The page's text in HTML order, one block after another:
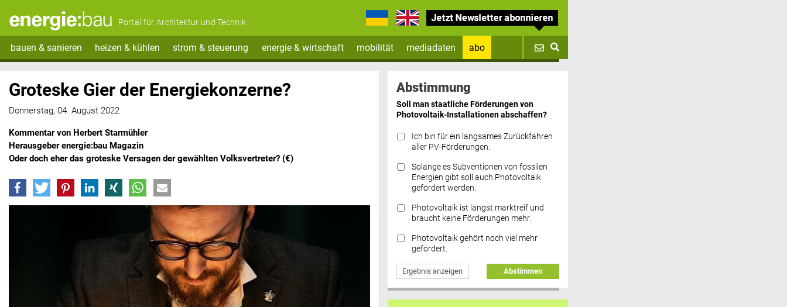
Portal für Architektur und Technik
bauen & sanieren heizen & kühlen strom & steuerung energie & wirtschaft mobilität mediadaten
abo
Datenschutz FAQs
Groteske Gier der Energiekonzerne?
Donnerstag, 04. August 2022
Kommentar von Herbert Starmühler
Herausgeber energie:bau Magazin
Oder doch eher das groteske Versagen der gewählten Volksvertreter? (€)
Abstimmung
Soll man staatliche Förderungen von
Photovoltaik-Installationen abschaffen?
Ich bin für ein langsames Zurückfahren
aller PV-Förderungen.
Solange es Subventionen von fossilen
Energien gibt soll auch Photovoltaik
gefördert werden.
Photovoltaik ist längst marktreif und
braucht keine Förderungen mehr.
Photovoltaik gehört noch viel mehr
gefördert.
Ergebnis anzeigen Abstimmen